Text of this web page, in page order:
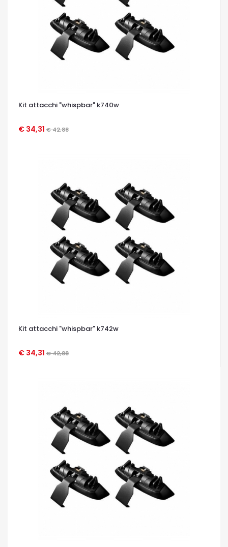
Kit attacchi "whispbar" k740w
€ 34,31 € 42,88
OCCHIATA VELOCE
Kit attacchi "whispbar" k742w
€ 34,31 € 42,88
OCCHIATA VELOCE